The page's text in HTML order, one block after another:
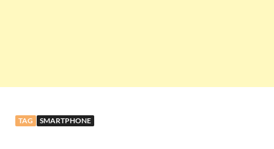
TAG SMARTPHONE